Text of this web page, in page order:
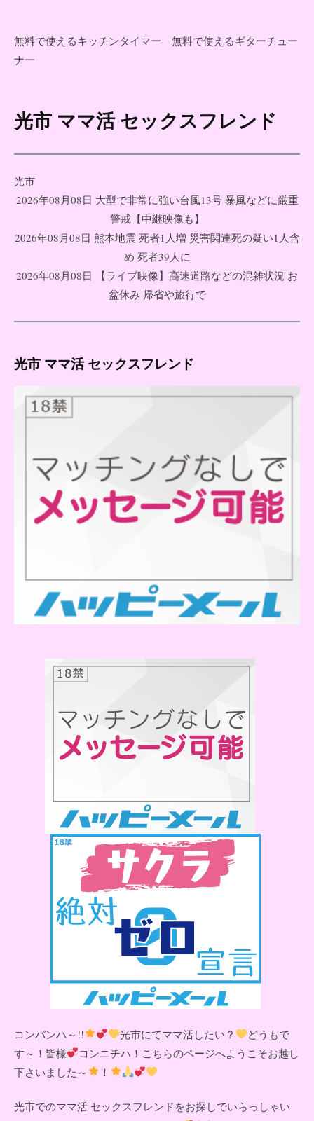
無料で使えるキッチンタイマー
無料で使えるギターチュー
ナー
コ
テ
ン
光市 ママ活 セックスフレンド
光市
2026年08月08日 大型で非常に強い台風13号 暴風などに厳重
警戒【中継映像も】
2026年08月08日 熊本地震 死者1人増 災害関連死の疑い1人含
め 死者39人に
2026年08月08日 【ライブ映像】高速道路などの混雑状況 お
盆休み 帰省や旅行で
光市 ママ活 セックスフレンド
コンバンハ～!! 光市にてママ活したい？
どうもで
す～！皆様
コンニチハ！こちらのページへようこそお越し
下さいました～
！
光市でのママ活 セックスフレンドをお探しでいらっしゃい